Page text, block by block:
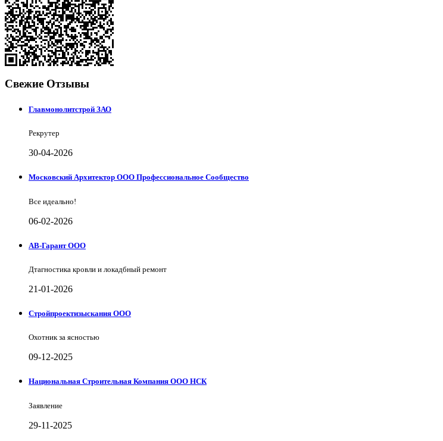
Свежие Отзывы
Главмонолитстрой ЗАО
Рекрутер
30-04-2026
Московский Архитектор ООО Профессиональное Сообщество
Все идеально!
06-02-2026
АВ-Гарант ООО
Дтагностика кровли и локадбный ремонт
21-01-2026
Стройпроектизыскания ООО
Охотник за ясностью
09-12-2025
Национальная Строительная Компания ООО НСК
Заявление
29-11-2025